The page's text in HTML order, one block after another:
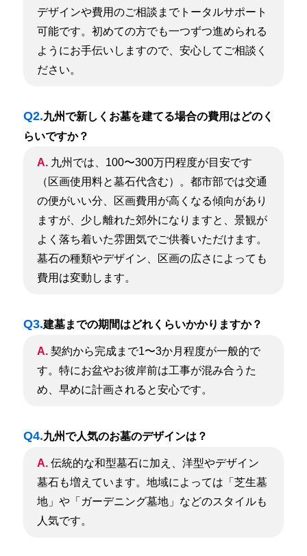
デザインや費用のご相談までトータルサポート
可能です。初めての方でも一つずつ進められる
ようにお手伝いしますので、安心してご相談く
ださい。
Q2.九州で新しくお墓を建てる場合の費用はどのく
らいですか？
A. 九州では、100〜300万円程度が目安です
（区画使用料と墓石代含む）。都市部では交通
の便がいい分、区画費用が高くなる傾向があり
ますが、少し離れた郊外になりますと、景観が
よく落ち着いた雰囲気でご供養いただけます。
墓石の種類やデザイン、区画の広さによっても
費用は変動します。
Q3.建墓までの期間はどれくらいかかりますか？
A.契約から完成まで1〜3か月程度が一般的で
す。特にお盆やお彼岸前は工事が混み合うた
め、早めに計画されると安心です。
Q4.九州で人気のお墓のデザインは？
A.伝統的な和型墓石に加え、洋型やデザイン
墓石も増えています。地域によっては「芝生墓
地」や「ガーデニング墓地」などのスタイルも
人気です。